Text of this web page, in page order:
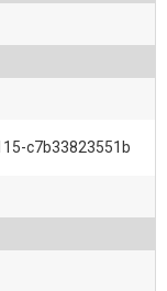
c7b33823551b